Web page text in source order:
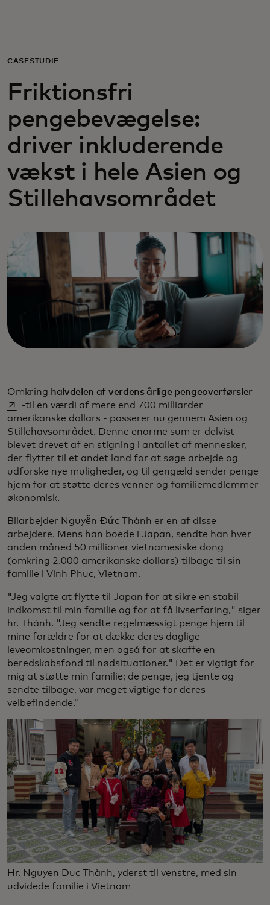
Til virksomheder
Til hele verden
Til innovatører
Nyheder og trends
CASESTUDIE
Friktionsfri
pengebevægelse:
driver inkluderende
vækst i hele Asien og
Stillehavsområdet
Omkring halvdelen af verdens årlige pengeoverførsler
-til en værdi af mere end 700 milliarder
amerikanske dollars - passerer nu gennem Asien og
Stillehavsområdet. Denne enorme sum er delvist
blevet drevet af en stigning i antallet af mennesker,
der flytter til et andet land for at søge arbejde og
udforske nye muligheder, og til gengæld sender penge
hjem for at støtte deres venner og familiemedlemmer
økonomisk.
Bilarbejder Nguyễn Đức Thành er en af disse
arbejdere. Mens han boede i Japan, sendte han hver
anden måned 50 millioner vietnamesiske dong
(omkring 2.000 amerikanske dollars) tilbage til sin
familie i Vinh Phuc, Vietnam.
"Jeg valgte at flytte til Japan for at sikre en stabil
indkomst til min familie og for at få livserfaring," siger
hr. Thành. "Jeg sendte regelmæssigt penge hjem til
mine forældre for at dække deres daglige
leveomkostninger, men også for at skaffe en
beredskabsfond til nødsituationer." Det er vigtigt for
mig at støtte min familie; de penge, jeg tjente og
sendte tilbage, var meget vigtige for deres
velbefindende.”
Hr. Nguyen Duc Thành, yderst til venstre, med sin
udvidede familie i Vietnam